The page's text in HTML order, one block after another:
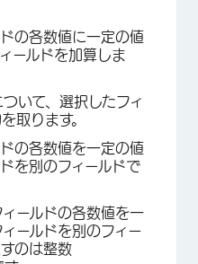
の各数値に一定の値
ールドを加算しま
ついて、選択したフィ
取ります。
ドの各数値を一定の値
を別のフィールドで
ィールドの各数値を一
ールドを別のフィー
のは整数